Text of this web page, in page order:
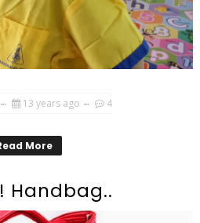
13 years ago 4
More
Handbag..